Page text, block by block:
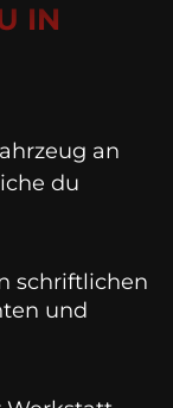
IN
an
du
schriftlichen
und